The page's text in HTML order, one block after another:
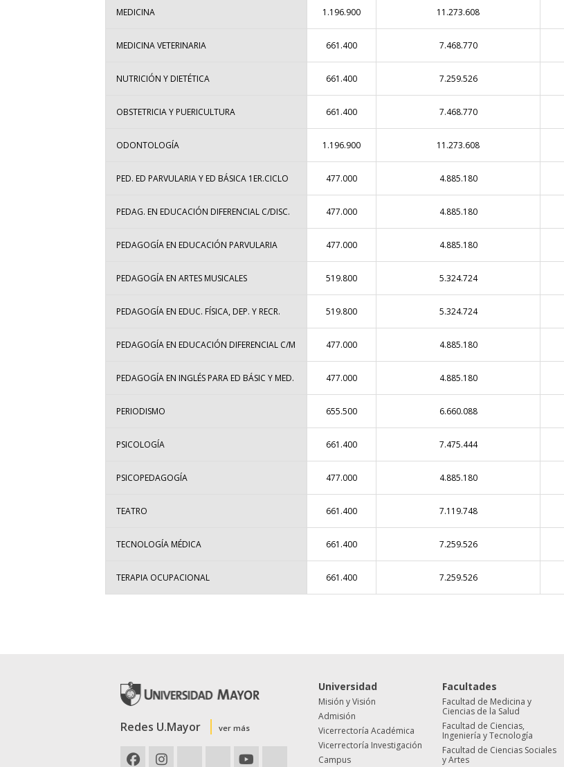
MEDICINA 1.196.900 11.273.608
MEDICINA VETERINARIA 661.400 7.468.770
NUTRICIÓN Y DIETÉTICA 661.400 7.259.526
OBSTETRICIA Y PUERICULTURA 661.400 7.468.770
ODONTOLOGÍA 1.196.900 11.273.608
PED. ED PARVULARIA Y ED BÁSICA 1ER.CICLO 477.000 4.885.180
PEDAG. EN EDUCACIÓN DIFERENCIAL C/DISC. 477.000 4.885.180
PEDAGOGÍA EN EDUCACIÓN PARVULARIA 477.000 4.885.180
PEDAGOGÍA EN ARTES MUSICALES 519.800 5.324.724
PEDAGOGÍA EN EDUC. FÍSICA, DEP. Y RECR. 519.800 5.324.724
PEDAGOGÍA EN EDUCACIÓN DIFERENCIAL C/M 477.000 4.885.180
PEDAGOGÍA EN INGLÉS PARA ED BÁSIC Y MED. 477.000 4.885.180
PERIODISMO 655.500 6.660.088
PSICOLOGÍA 661.400 7.475.444
PSICOPEDAGOGÍA 477.000 4.885.180
TEATRO 661.400 7.119.748
TECNOLOGÍA MÉDICA 661.400 7.259.526
TERAPIA OCUPACIONAL 661.400 7.259.526
Redes U.Mayor ver más
Universidad
Misión y Visión
Admisión
Vicerrectoría Académica
Vicerrectoría Investigación
Campus
Facultades
Facultad de Medicina y
Ciencias de la Salud
Facultad de Ciencias,
Ingeniería y Tecnología
Facultad de Ciencias Sociales
y Artes